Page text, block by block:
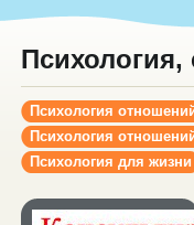
Психология,
Психология
Психология
Психология для жизни